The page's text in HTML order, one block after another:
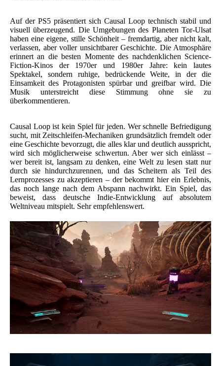
Auf der PS5 präsentiert sich Causal Loop technisch stabil und
visuell überzeugend. Die Umgebungen des Planeten Tor-Ulsat
haben eine eigene, stille Schönheit – fremdartig, aber nicht kalt,
verlassen, aber voller unsichtbarer Geschichte. Die Atmosphäre
erinnert an die besten Momente des nachdenklichen Science-
Fiction-Kinos der 1970er und 1980er Jahre: kein lautes
Spektakel, sondern ruhige, bedrückende Weite, in der die
Einsamkeit des Protagonisten spürbar und greifbar wird. Die
Musik unterstreicht diese Stimmung ohne sie zu
überkommentieren.
Causal Loop ist kein Spiel für jeden. Wer schnelle Befriedigung
sucht, mit Zeitschleifen-Mechaniken grundsätzlich fremdelt oder
eine Geschichte bevorzugt, die alles klar und deutlich ausspricht,
wird sich möglicherweise schwertun. Aber wer sich einlässt –
wer bereit ist, langsam zu denken, eine Welt zu lesen statt nur
durch sie hindurchzurennen, und das Scheitern als Teil des
Lernprozesses zu akzeptieren – der bekommt hier ein Erlebnis,
das noch lange nach dem Abspann nachwirkt. Ein Spiel, das
beweist, dass deutsche Indie-Entwicklung auf absolutem
Weltniveau mitspielt. Sehr empfehlenswert.